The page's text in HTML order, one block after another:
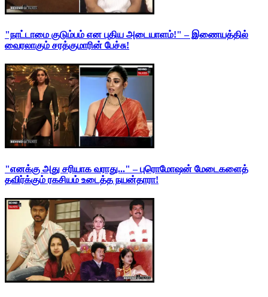
"நாட்டாமை குடும்பம் என புதிய அடையாளம்!" – இணையத்தில்
வைரலாகும் சரத்குமாரின் பேச்சு!
"எனக்கு அது சரியாக வராது..." – புரொமோஷன் மேடைகளைத்
தவிர்க்கும் ரகசியம் உடைத்த நயன்தாரா!